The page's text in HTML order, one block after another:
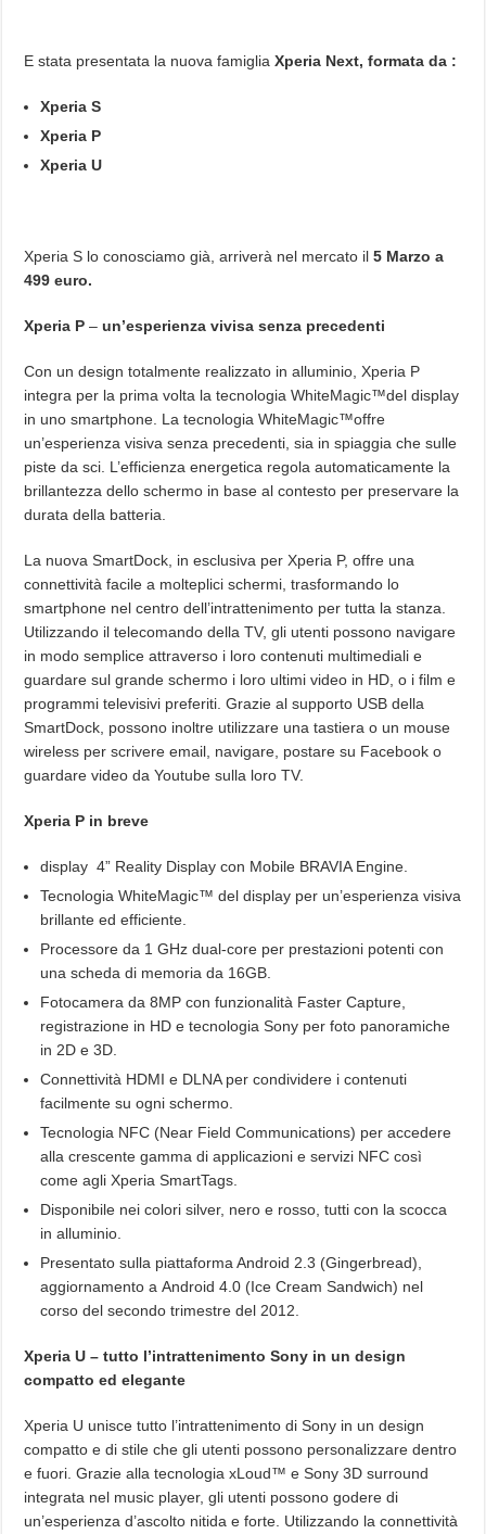
E stata presentata la nuova famiglia Xperia Next, formata da :
Xperia S
Xperia P
Xperia U
Xperia S lo conosciamo già, arriverà nel mercato il5 Marzo a
499 euro.
Xperia P –un’esperienza vivisa senza precedenti
Con un design totalmente realizzato in alluminio, Xperia P
integra per la prima volta la tecnologia WhiteMagic™del display
in uno smartphone. La tecnologia WhiteMagic™offre
un’esperienza visiva senza precedenti, sia in spiaggia che sulle
piste da sci. L’efficienza energetica regola automaticamente la
brillantezza dello schermo in base al contesto per preservare la
durata della batteria.
La nuova SmartDock, in esclusiva per Xperia P, offre una
connettività facile a molteplici schermi, trasformando lo
smartphone nel centro dell’intrattenimento per tutta la stanza.
Utilizzando il telecomando della TV, gli utenti possono navigare
in modo semplice attraverso i loro contenuti multimediali e
guardare sul grande schermo i loro ultimi video in HD, o i film e
programmi televisivi preferiti. Grazie al supporto USB della
SmartDock, possono inoltre utilizzare una tastiera o un mouse
wireless per scrivere email, navigare, postare su Facebook o
guardare video da Youtube sulla loro TV.
Xperia P in breve
display 4” Reality Display con Mobile BRAVIA Engine.
Tecnologia WhiteMagic™ del display per un’esperienza visiva
brillante ed efficiente.
Processore da 1 GHz dual-core per prestazioni potenti con
una scheda di memoria da 16GB.
Fotocamera da 8MP con funzionalità Faster Capture,
registrazione in HD e tecnologia Sony per foto panoramiche
in 2D e 3D.
Connettività HDMI e DLNA per condividere i contenuti
facilmente su ogni schermo.
Tecnologia NFC (Near Field Communications) per accedere
alla crescente gamma di applicazioni e servizi NFC così
come agli Xperia SmartTags.
Disponibile nei colori silver, nero e rosso, tutti con la scocca
in alluminio.
Presentato sulla piattaforma Android 2.3 (Gingerbread),
aggiornamento a Android 4.0 (Ice Cream Sandwich) nel
corso del secondo trimestre del 2012.
Xperia U – tutto l’intrattenimento Sony in un design
compatto ed elegante
Xperia U unisce tutto l’intrattenimento di Sony in un design
compatto e di stile che gli utenti possono personalizzare dentro
e fuori. Grazie alla tecnologia xLoud™ e Sony 3D surround
integrata nel music player, gli utenti possono godere di
un’esperienza d’ascolto nitida e forte. Utilizzando la connettività